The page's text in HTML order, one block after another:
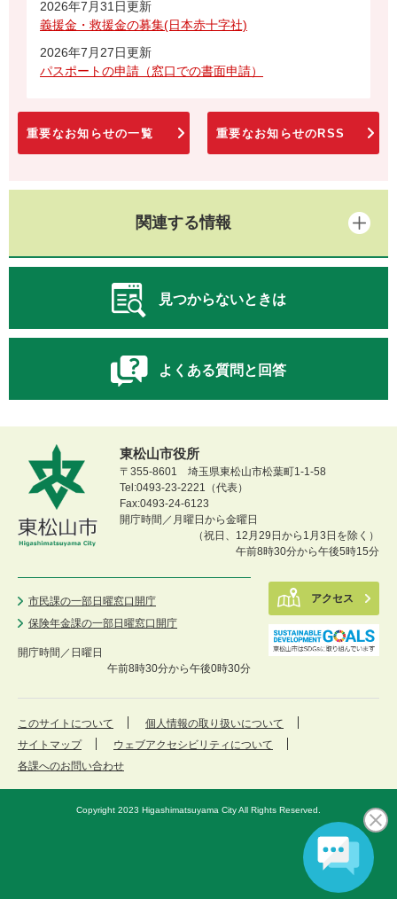
2026年7月31日更新
義援金・救援金の募集(日本赤十字社)
2026年7月27日更新
パスポートの申請（窓口での書面申請）
重要なお知らせの一覧 重要なお知らせのRSS
関連する情報
見つからないときは
よくある質問と回答
東松山市役所
〒355-8601 埼玉県東松山市松葉町1-1-58
Tel:0493-23-2221（代表）
Fax:0493-24-6123
開庁時間／月曜日から金曜日
（祝日、12月29日から1月3日を除く）
午前8時30分から午後5時15分
市民課の一部日曜窓口開庁
保険年金課の一部日曜窓口開庁
開庁時間／ 日曜日
午前8時30分から午後0時30分
アクセス
このサイトについて
個人情報の取り扱いについて
サイトマップ
ウェブアクセシビリティについて
各課へのお問い合わせ
Copyright 2023 Higashimatsuyama City All Rights Reserved.